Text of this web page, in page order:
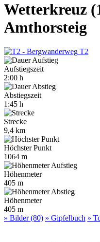
Wetterkreuz
Amthorsteig
T2
Aufstiegszeit
2:00 h
Abstiegszeit
1:45 h
Strecke
9,4 km
Höchster Punkt
1064 m
Höhenmeter
405 m
Höhenmeter
405 m
» Bilder (80) » Gipfelbuch »